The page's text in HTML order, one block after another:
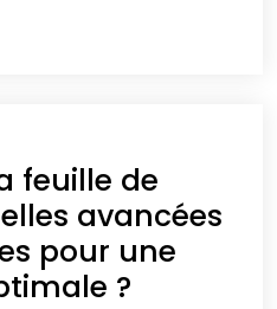
feuille de
avancées
pour une
?